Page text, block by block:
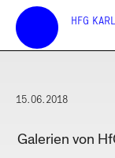
HFG
15.06.2018
Galerien von